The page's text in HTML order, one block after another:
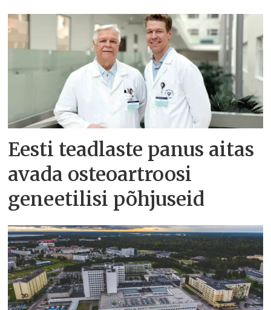
Eesti teadlaste panus aitas
avada osteoartroosi
geneetilisi põhjuseid